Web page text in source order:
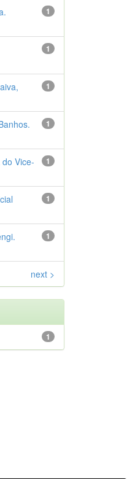
1
1
1
1
1
Vice-
1
1
next >
1